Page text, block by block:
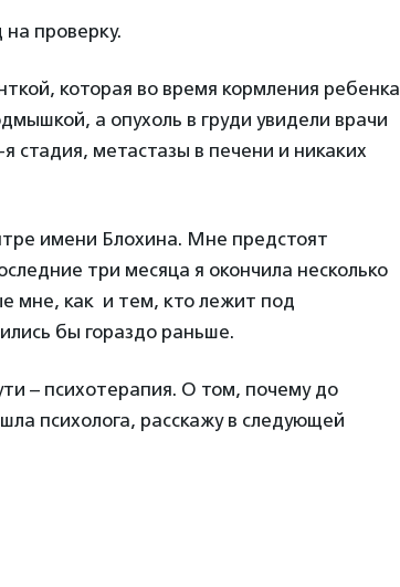
проверку.
которая во время кормления ребенка
а опухоль в груди увидели врачи
стадия, метастазы в печени и никаких
имени Блохина. Мне предстоят
три месяца я окончила несколько
мне, как и тем, кто лежит под
бы гораздо раньше.
– психотерапия. О том, почему до
психолога, расскажу в следующей